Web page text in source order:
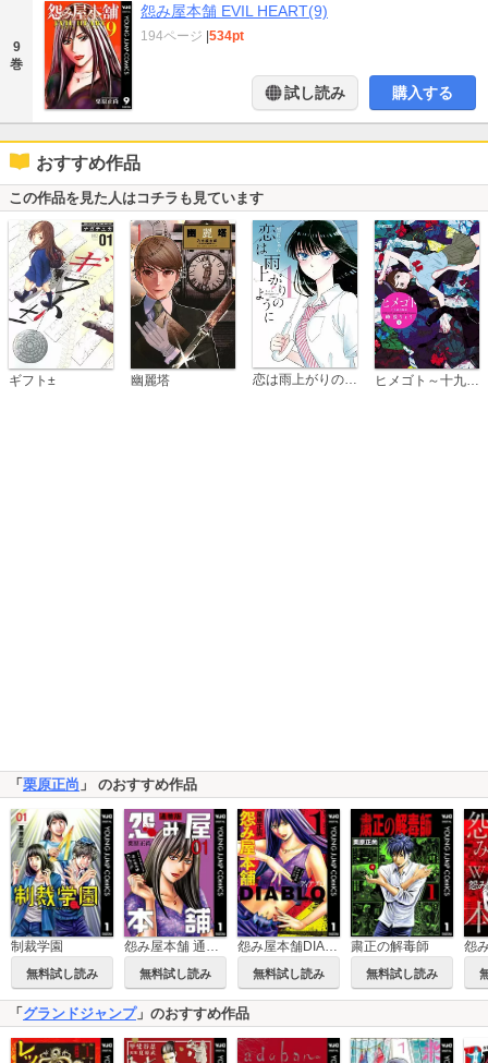
9
巻
怨み屋本舗 EVIL HEART(9)
194ページ |534pt
試し読み 購入する
おすすめ作品
この作品を見た人はコチラも見ています
ギフト± 幽麗塔 恋は雨上がりのように
「栗原正尚 」 のおすすめ作品
制裁学園
無料試し読み 無料試し読み 無料試し読み
粛正の解毒師
無料試し読み
「グランドジャンプ」のおすすめ作品